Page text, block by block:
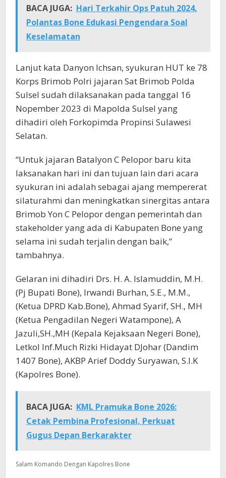
BACA JUGA: Hari Terkahir Ops Patuh 2024,
Polantas Bone Edukasi Pengendara Soal
Keselamatan
Lanjut kata Danyon Ichsan, syukuran HUT ke 78
Korps Brimob Polri jajaran Sat Brimob Polda
Sulsel sudah dilaksanakan pada tanggal 16
Nopember 2023 di Mapolda Sulsel yang
dihadiri oleh Forkopimda Propinsi Sulawesi
Selatan.
“Untuk jajaran Batalyon C Pelopor baru kita
laksanakan hari ini dan tujuan lain dari acara
syukuran ini adalah sebagai ajang mempererat
silaturahmi dan meningkatkan sinergitas antara
Brimob Yon C Pelopor dengan pemerintah dan
stakeholder yang ada di Kabupaten Bone yang
selama ini sudah terjalin dengan baik,”
tambahnya.
Gelaran ini dihadiri Drs. H. A. Islamuddin, M.H.
(Pj Bupati Bone), Irwandi Burhan, S.E., M.M.,
(Ketua DPRD Kab.Bone), Ahmad Syarif, SH., MH
(Ketua Pengadilan Negeri Watampone), A
Jazuli,SH.,MH (Kepala Kejaksaan Negeri Bone),
Letkol Inf.Much Rizki Hidayat DJohar (Dandim
1407 Bone), AKBP Arief Doddy Suryawan, S.I.K
(Kapolres Bone).
BACA JUGA: KML Pramuka Bone 2026:
Cetak Pembina Profesional, Perkuat
Gugus Depan Berkarakter
Salam Komando Dengan Kapolres Bone